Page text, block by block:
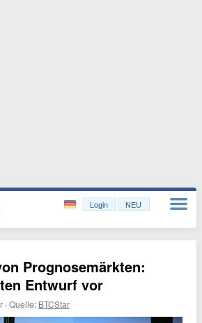
Login NEU
Prognosemärkten:
Entwurf vor
·Quelle: BTCStar